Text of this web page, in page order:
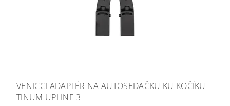
VENICCI ADAPTÉR NA AUTOSEDAČKU KU KOČÍKU
TINUM UPLINE 3